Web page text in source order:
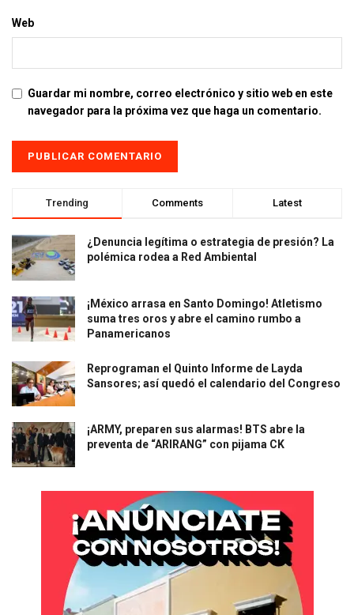
Web
Guardar mi nombre, correo electrónico y sitio web en este
navegador para la próxima vez que haga un comentario.
Trending Comments Latest
¿Denuncia legítima o estrategia de presión? La
polémica rodea a Red Ambiental
¡México arrasa en Santo Domingo! Atletismo
suma tres oros y abre el camino rumbo a
Panamericanos
Reprograman el Quinto Informe de Layda
Sansores; así quedó el calendario del Congreso
¡ARMY, preparen sus alarmas! BTS abre la
preventa de “ARIRANG” con pijama CK